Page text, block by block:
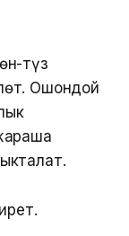
түз
Ошондой